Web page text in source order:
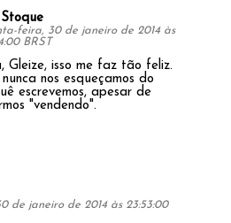
Stoque
feira, 30 de janeiro de 2014 às
BRST
Gleize, isso me faz tão feliz.
nos esqueçamos do
escrevemos, apesar de
"vendendo".
de janeiro de 2014 às 23:53:00